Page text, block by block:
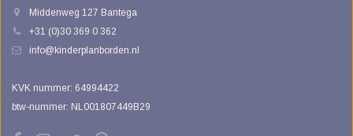
Middenweg 127 Bantega
+31 (0)30 369 0 362
info@kinderplanborden.nl
KVK nummer: 64994422
btw-nummer: NL001807449B29